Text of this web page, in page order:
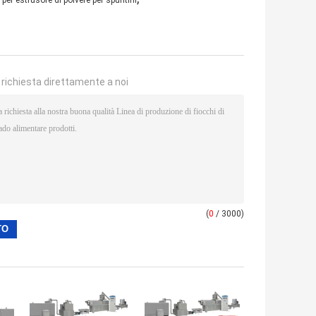
richiesta direttamente a noi
(0 / 3000)